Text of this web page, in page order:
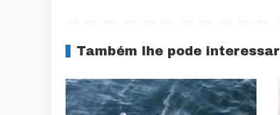
Também lhe pode interessar